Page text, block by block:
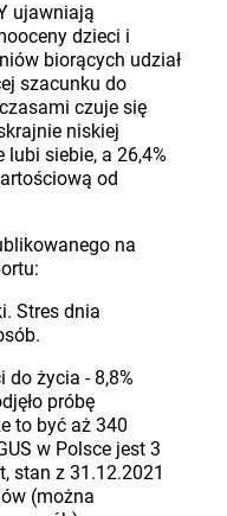
ujawniają
dzieci i
biorących udział
szacunku do
czuje się
niskiej
lubi siebie, a 26,4%
od
na
Stres dnia
do życia - 8,8%
próbę
to być aż 340
w Polsce jest 3
stan z 31.12.2021
(można